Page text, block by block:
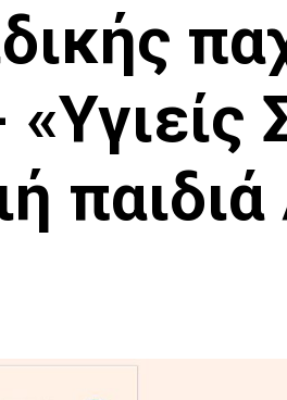
παιδιά